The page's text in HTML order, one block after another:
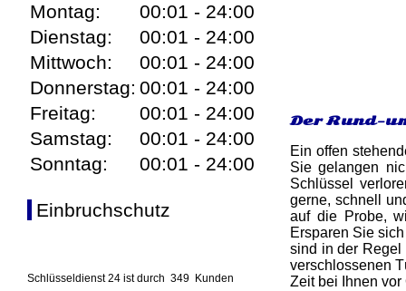
Montag:
00:01 - 24:00
Dienstag:
00:01 - 24:00
Mittwoch:
00:01 - 24:00
Donnerstag: 00:01 - 24:00
Freitag:
00:01 - 24:00
Samstag:
00:01 - 24:00
Sonntag:
00:01 - 24:00
Einbruchschutz
Schlüsseldienst 24 ist durch 349 Kunden
Der Rund-
Ein offen
Sie gelangen
Schlüssel
gerne, schnell
auf die Probe,
Ersparen Sie
sind in der Regel
verschlossenen
Zeit bei Ihnen vor